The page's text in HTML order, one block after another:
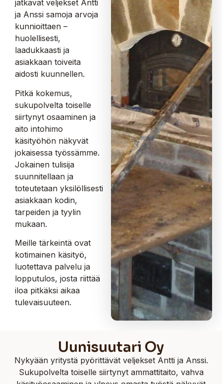
jatkavat veljekset Antti
ja Anssi samoja arvoja
kunnioittaen –
huolellisesti,
laadukkaasti ja
asiakkaan toiveita
aidosti kuunnellen.
Pitkä kokemus,
sukupolvelta toiselle
siirtynyt osaaminen ja
aito intohimo
käsityöhön näkyvät
jokaisessa työssämme.
Jokainen tulisija
suunnitellaan ja
toteutetaan yksilöllisesti
asiakkaan kodin,
tarpeiden ja tyylin
mukaan.
Meille tärkeintä ovat
kotimainen käsityö,
luotettava palvelu ja
lopputulos, josta riittää
iloa pitkäksi aikaa
tulevaisuuteen.
Uunisuutari Oy
Nykyään yritystä pyörittävät veljekset Antti ja Anssi.
Sukupolvelta toiselle siirtynyt ammattitaito, vahva